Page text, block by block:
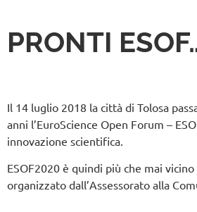
PRONTI
Il 14 luglio 2018 la città di Tolosa
anni l’EuroScience Open Forum –
innovazione scientifica.
ESOF2020 è quindi più che mai
organizzato dall’Assessorato alla